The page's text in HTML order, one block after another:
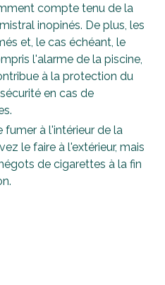
compte tenu de la
inopinés. De plus, les
et, le cas échéant, le
l'alarme de la piscine,
à la protection du
en cas de
fumer à l'intérieur de la
le faire à l'extérieur, mais
de cigarettes à la fin